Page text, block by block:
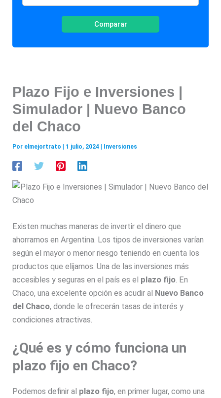
Comparar
Plazo Fijo e Inversiones |
Simulador | Nuevo Banco
del Chaco
Por elmejortrato 1 julio, 2024 Inversiones
Existen muchas maneras de invertir el dinero que
ahorramos en Argentina. Los tipos de inversiones varían
según el mayor o menor riesgo teniendo en cuenta los
productos que elijamos. Una de las inversiones más
accesibles y seguras en el país es el plazo fijo. En
Chaco, una excelente opción es acudir al Nuevo Banco
del Chaco, donde le ofrecerán tasas de interés y
condiciones atractivas.
¿Qué es y cómo funciona un
plazo fijo en Chaco?
Podemos definir al plazo fijo, en primer lugar, como una